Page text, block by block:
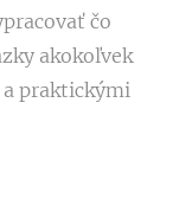
čo
akokoľvek
a praktickými